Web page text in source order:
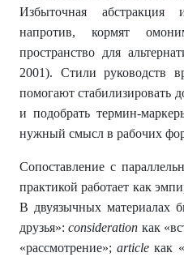
Избыточная абстракция
напротив, кормят
пространство для
2001). Стили руководств
помогают стабилизировать
и подобрать термин-
нужный смысл в рабочих
Сопоставление с
практикой работает как
В двуязычных материалах
друзья»:consideration как
«рассмотрение»;article как